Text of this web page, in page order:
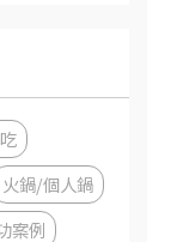
火鍋/個人鍋
案例